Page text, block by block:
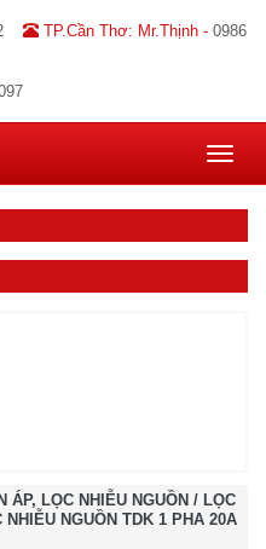
TP.Cần Thơ: Mr.Thịnh - 0986
Toggle
ÁP, LỌC NHIỄU NGUỒN / LỌC
NHIỄU NGUỒN TDK 1 PHA 20A